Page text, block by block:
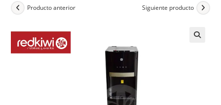
Contacto
Producto anterior Siguiente producto